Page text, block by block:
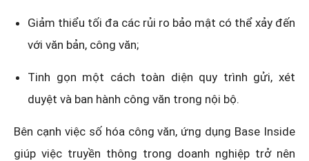
Giảm thiểu tối đa các rủi ro bảo mật có thể xảy đến
với văn bản, công văn;
Tinh gọn một cách toàn diện quy trình gửi, xét
duyệt và ban hành công văn trong nội bộ.
Bên cạnh việc số hóa công văn, ứng dụng Base Inside
giúp việc truyền thông trong doanh nghiệp trở nên